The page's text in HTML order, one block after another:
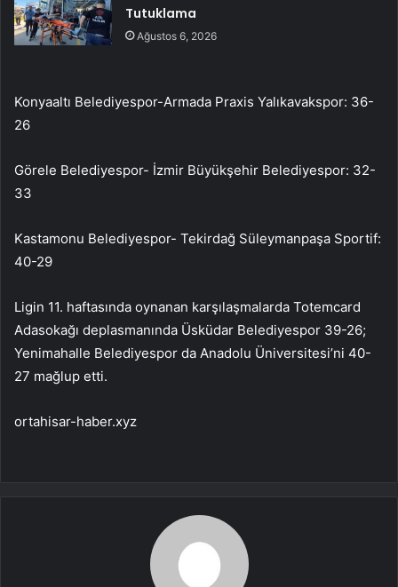
Tutuklama
Ağustos 6, 2026
Konyaaltı Belediyespor-Armada Praxis Yalıkavakspor: 36-
26
Görele Belediyespor- İzmir Büyükşehir Belediyespor: 32-
33
Kastamonu Belediyespor- Tekirdağ Süleymanpaşa Sportif:
40-29
Ligin 11. haftasında oynanan karşılaşmalarda Totemcard
Adasokağı deplasmanında Üsküdar Belediyespor 39-26;
Yenimahalle Belediyespor da Anadolu Üniversitesi’ni 40-
27 mağlup etti.
ortahisar-haber.xyz